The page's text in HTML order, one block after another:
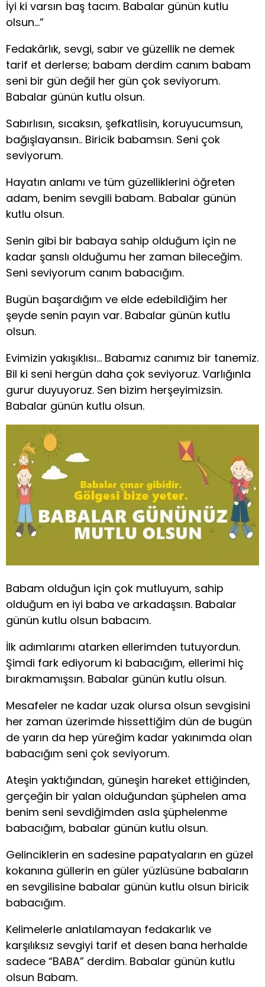
İyi ki varsın baş tacım. Babalar günün kutlu
olsun…”
Fedakârlık, sevgi, sabır ve güzellik ne demek
tarif et derlerse; babam derdim canım babam
seni bir gün değil her gün çok seviyorum.
Babalar günün kutlu olsun.
Sabırlısın, sıcaksın, şefkatlisin, koruyucumsun,
bağışlayansın.. Biricik babamsın. Seni çok
seviyorum.
Hayatın anlamı ve tüm güzelliklerini öğreten
adam, benim sevgili babam. Babalar günün
kutlu olsun.
Senin gibi bir babaya sahip olduğum için ne
kadar şanslı olduğumu her zaman bileceğim.
Seni seviyorum canım babacığım.
Bugün başardığım ve elde edebildiğim her
şeyde senin payın var. Babalar günün kutlu
olsun.
Evimizin yakışıklısı… Babamız canımız bir tanemiz.
Bil ki seni hergün daha çok seviyoruz. Varlığınla
gurur duyuyoruz. Sen bizim herşeyimizsin.
Babalar günün kutlu olsun.
Babam olduğun için çok mutluyum, sahip
olduğum en iyi baba ve arkadaşsın. Babalar
günün kutlu olsun babacım.
İlk adımlarımı atarken ellerimden tutuyordun.
Şimdi fark ediyorum ki babacığım, ellerimi hiç
bırakmamışsın. Babalar günün kutlu olsun.
Mesafeler ne kadar uzak olursa olsun sevgisini
her zaman üzerimde hissettiğim dün de bugün
de yarın da hep yüreğim kadar yakınımda olan
babacığım seni çok seviyorum.
Ateşin yaktığından, güneşin hareket ettiğinden,
gerçeğin bir yalan olduğundan şüphelen ama
benim seni sevdiğimden asla şüphelenme
babacığım, babalar günün kutlu olsun.
Gelinciklerin en sadesine papatyaların en güzel
kokanına güllerin en güler yüzlüsüne babaların
en sevgilisine babalar günün kutlu olsun biricik
babacığım.
Kelimelerle anlatılamayan fedakarlık ve
karşılıksız sevgiyi tarif et desen bana herhalde
sadece “BABA” derdim. Babalar günün kutlu
olsun Babam.